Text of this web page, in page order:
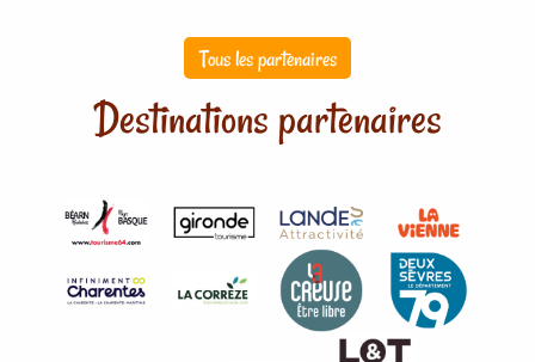
Tous les partenaires
Destinations partenaires